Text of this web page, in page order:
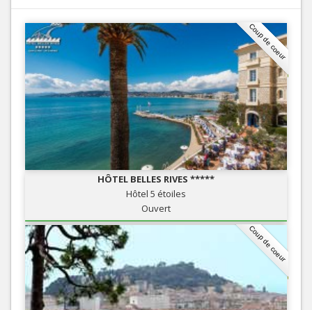
Coup de coeur
HÔTEL BELLES RIVES *****
Hôtel 5 étoiles
Ouvert
Coup de coeur